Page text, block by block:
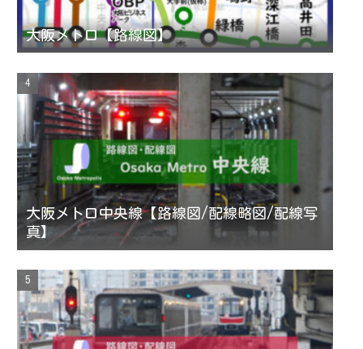
大阪メトロ【路線図】
大阪メトロ中央線【路線図/配線略図/配線写
真】